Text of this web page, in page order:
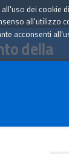
della
dei
all'utilizzo
acconsenti